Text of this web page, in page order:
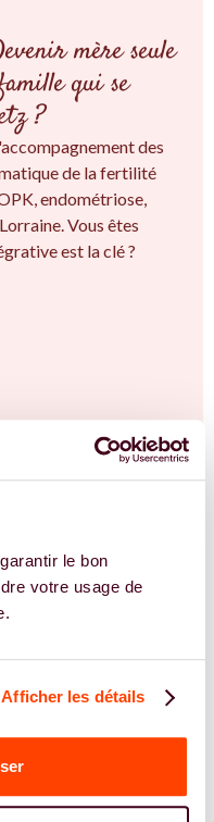
le bon
votre usage de
Afficher les détails
mère seule
qui se
?
des
de la fertilité
endométriose,
Vous êtes
est la clé ?